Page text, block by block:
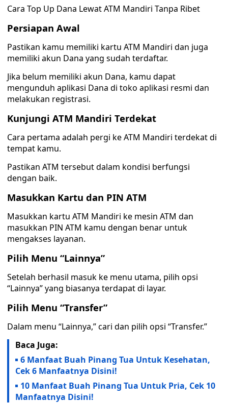
Cara Top Up Dana Lewat ATM Mandiri Tanpa Ribet
Persiapan Awal
Pastikan kamu memiliki kartu ATM Mandiri dan juga
memiliki akun Dana yang sudah terdaftar.
Jika belum memiliki akun Dana, kamu dapat
mengunduh aplikasi Dana di toko aplikasi resmi dan
melakukan registrasi.
Kunjungi ATM Mandiri Terdekat
Cara pertama adalah pergi ke ATM Mandiri terdekat di
tempat kamu.
Pastikan ATM tersebut dalam kondisi berfungsi
dengan baik.
Masukkan Kartu dan PIN ATM
Masukkan kartu ATM Mandiri ke mesin ATM dan
masukkan PIN ATM kamu dengan benar untuk
mengakses layanan.
Pilih Menu “Lainnya”
Setelah berhasil masuk ke menu utama, pilih opsi
“Lainnya” yang biasanya terdapat di layar.
Pilih Menu “Transfer”
Dalam menu “Lainnya,” cari dan pilih opsi “Transfer.”
Baca Juga:
6 Manfaat Buah Pinang Tua Untuk Kesehatan,
Cek 6 Manfaatnya Disini!
10 Manfaat Buah Pinang Tua Untuk Pria, Cek 10
Manfaatnya Disini!